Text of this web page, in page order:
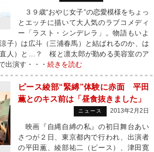
３９歳“おやじ女子”の恋愛模様をちょっ
とエッチに描いて大人気のラブコメディ
ー「ラスト・シンデレラ」。物語もいよ
子）は広斗（三浦春馬）と結ばれるのか、は
人）と…？ 桜と凛太郎が勤める美容室のア
出演す・・・ 続きを読む
ピース綾部“緊縛”体験に赤面 平田
薫とのキス前は「昼食抜きました」
ニュース 2013年2月2日
映画『自縄自縛の私』の初日舞台あい
さつが２日、東京都内で行われ、出演者
の平田薫、綾部祐二（ピース）、津田寛